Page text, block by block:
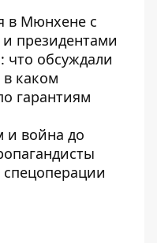
в Мюнхене с
президентами
что обсуждали
в каком
гарантиям
и война до